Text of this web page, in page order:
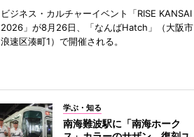
ビジネス・カルチャーイベント「RISE KANSAI
2026」が8月26日、「なんばHatch」（大阪市
浪速区湊町1）で開催される。
学ぶ・知る
南海難波駅に「南海ホーク